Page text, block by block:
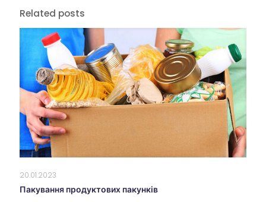
Related posts
20.01.2023
Пакування продуктових пакунків